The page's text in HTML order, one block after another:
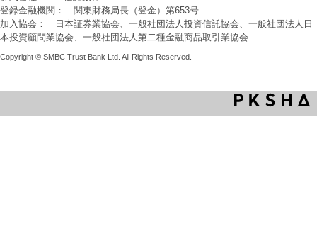
登録金融機関： 関東財務局長（登金）第653号
加入協会： 日本証券業協会、一般社団法人投資信託協会、一般社団法人日
本投資顧問業協会、一般社団法人第二種金融商品取引業協会
Copyright © SMBC Trust Bank Ltd. All Rights Reserved.